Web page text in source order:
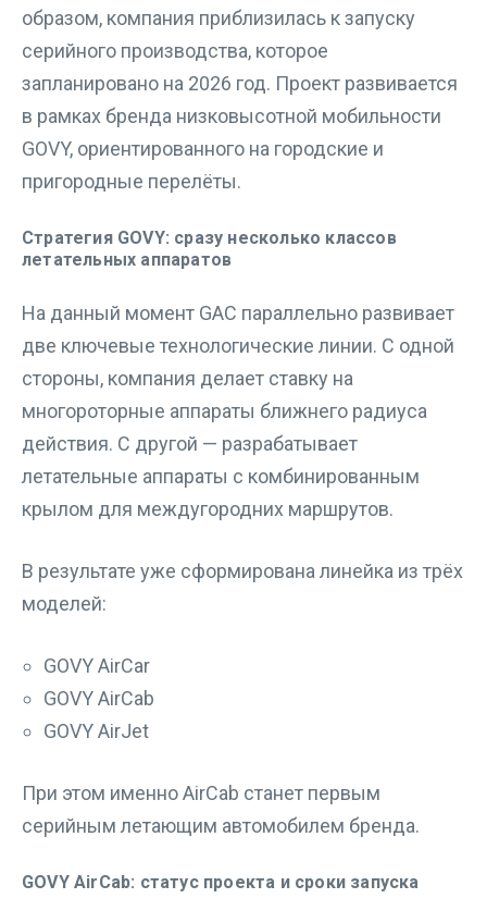
образом, компания приблизилась к запуску
серийного производства, которое
запланировано на 2026 год. Проект развивается
в рамках бренда низковысотной мобильности
GOVY, ориентированного на городские и
пригородные перелёты.
Стратегия GOVY: сразу несколько классов
летательных аппаратов
На данный момент GAC параллельно развивает
две ключевые технологические линии. С одной
стороны, компания делает ставку на
многороторные аппараты ближнего радиуса
действия. С другой — разрабатывает
летательные аппараты с комбинированным
крылом для междугородних маршрутов.
В результате уже сформирована линейка из трёх
моделей:
GOVY AirCar
GOVY AirCab
GOVY AirJet
При этом именно AirCab станет первым
серийным летающим автомобилем бренда.
GOVY AirCab: статус проекта и сроки запуска